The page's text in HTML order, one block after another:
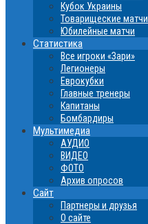
Кубок Украины
Товарищеские матчи
Юбилейные матчи
Статистика
Все игроки «Зари»
Легионеры
Еврокубки
Главные тренеры
Капитаны
Бомбардиры
Мультимедиа
АУДИО
ВИДЕО
ФОТО
Архив опросов
Сайт
Партнеры и друзья
О сайте